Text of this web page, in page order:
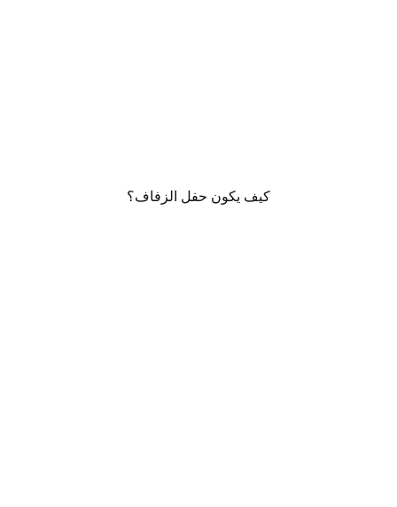
كيف يكون حفل الزفاف؟